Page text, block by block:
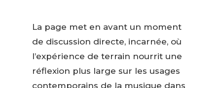
La page met en avant un moment
de discussion directe, incarnée, où
l’expérience de terrain nourrit une
réflexion plus large sur les usages
contemporains de la musique dans